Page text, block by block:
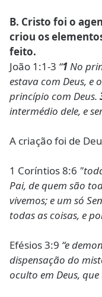
B. Cristo foi o
criou os
feito.
João 1:1-3 “1No
estava com Deus, e
princípio com Deus.
intermédio dele, e
A criação foi de
1 Coríntios 8:6
Pai, de quem são
vivemos; e um só
todas as coisas, e
Efésios 3:9 “e
dispensação do
oculto em Deus,